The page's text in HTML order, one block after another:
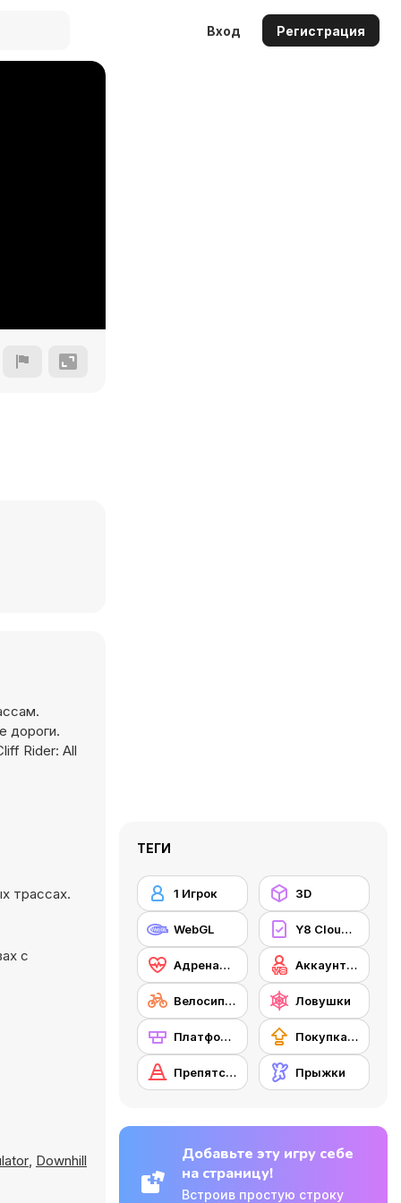
Вход Регистрация
дороги.
Rider: All
трассах.
с
, Downhill
ТЕГИ
1 Игрок 3D
WebGL Y8 Cloud Save
Адреналин Аккаунт Y8
Велосипед Ловушки
Платформы Покупка нового снаряжения
Препятствия Прыжки
Добавьте эту игру себе
на страницу!
Встроив простую строку